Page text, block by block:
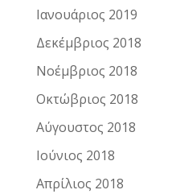
Ιανουάριος 2019
Δεκέμβριος 2018
Νοέμβριος 2018
Οκτώβριος 2018
Αύγουστος 2018
Ιούνιος 2018
Απρίλιος 2018